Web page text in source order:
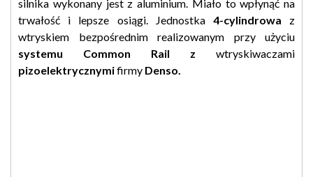
silnika wykonany jest z aluminium. Miało to wpłynąć na
trwałość i lepsze osiągi. Jednostka 4-cylindrowa z
wtryskiem bezpośrednim realizowanym przy użyciu
systemu Common Rail z wtryskiwaczami
pizoelektrycznymifirmy Denso.